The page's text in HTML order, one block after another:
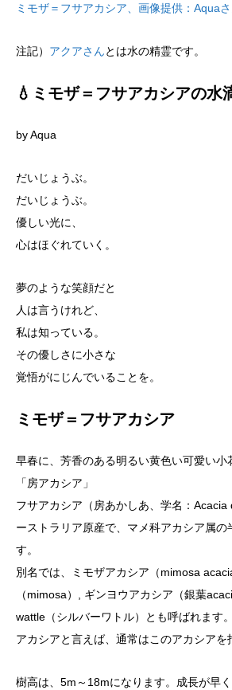
ミモザ＝フサアカシア、画像提供：Aqua
注記） アクアさんとは水の精霊です。
💧ミモザ＝フサアカシアの水
by Aqua
だいじょうぶ。
だいじょうぶ。
優しい光に、
心はほぐれていく。
夢のような笑顔だと
人は言うけれど、
私は知っている。
その優しさに小さな
覚悟がにじんでいることを。
ミモザ＝フサアカシア
早春に、芳香のある明るい黄色い可愛い小
「房アカシア」
フサアカシア（房あかしあ、学名：Acacia
ーストラリア原産で、マメ科アカシア属の
す。
別名では、ミモザアカシア（mimosa
（mimosa）, ギンヨウアカシア（銀葉
wattle（シルバーワトル）とも呼ばれます。
アカシアと言えば、通常はこのアカシアを
樹高は、5m～18mになります。成長が早